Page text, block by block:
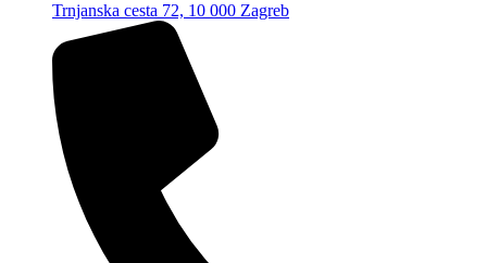
Trnjanska cesta 72, 10 000 Zagreb